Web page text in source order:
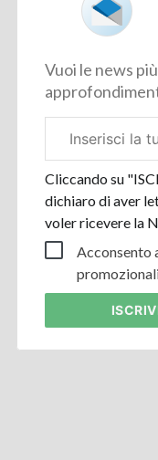
Vuoi le news
aziendale
Cliccando su
dichiaro di aver
voler ricevere la
Acconsento